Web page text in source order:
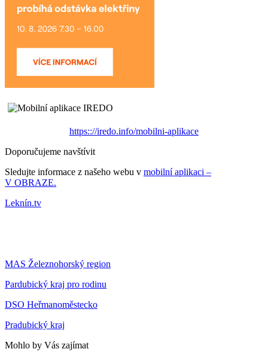
https:://iredo.info/mobilni-aplikace
Doporučujeme navštívit
Sledujte informace z našeho webu v mobilní aplikaci –
V OBRAZE.
Leknín.tv
MAS Železnohorský region
Pardubický kraj pro rodinu
DSO Heřmanoměstecko
Pradubický kraj
Mohlo by Vás zajímat